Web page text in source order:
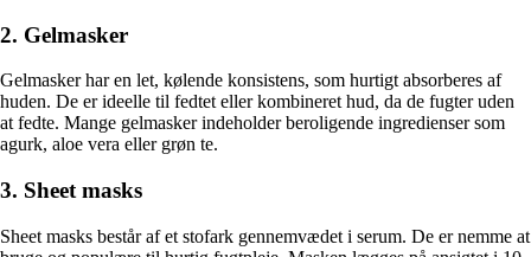
2. Gelmasker
Gelmasker har en let, kølende konsistens, som hurtigt absorberes af
huden. De er ideelle til fedtet eller kombineret hud, da de fugter uden
at fedte. Mange gelmasker indeholder beroligende ingredienser som
agurk, aloe vera eller grøn te.
3. Sheet masks
Sheet masks består af et stofark gennemvædet i serum. De er nemme at